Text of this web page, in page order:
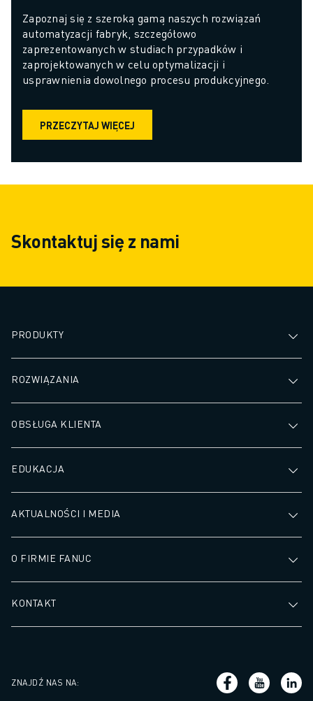
Zapoznaj się z szeroką gamą naszych rozwiązań
automatyzacji fabryk, szczegółowo
zaprezentowanych w studiach przypadków i
zaprojektowanych w celu optymalizacji i
usprawnienia dowolnego procesu produkcyjnego.
PRZECZYTAJ WIĘCEJ
Skontaktuj się z nami
PRODUKTY
ROZWIĄZANIA
OBSŁUGA KLIENTA
EDUKACJA
AKTUALNOŚCI I MEDIA
O FIRMIE FANUC
KONTAKT
ZNAJDŹ NAS NA: